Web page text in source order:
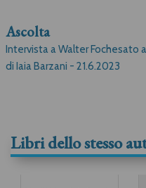
Ascolta
Intervista a Walter Fochesato
di Iaia Barzani - 21.6.2023
Libri dello stesso